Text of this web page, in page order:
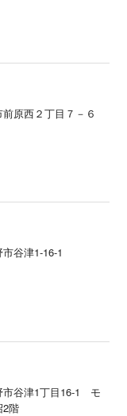
原西２丁目７－６
谷津1-16-1
市谷津1丁目16-1 モ
2階